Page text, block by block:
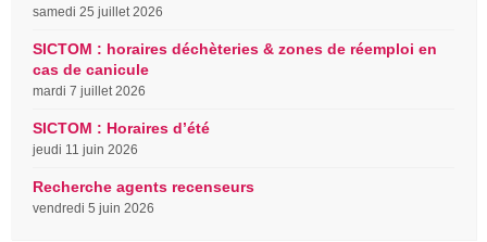
samedi 25 juillet 2026
SICTOM : horaires déchèteries & zones de réemploi en
cas de canicule
mardi 7 juillet 2026
SICTOM : Horaires d’été
jeudi 11 juin 2026
Recherche agents recenseurs
vendredi 5 juin 2026